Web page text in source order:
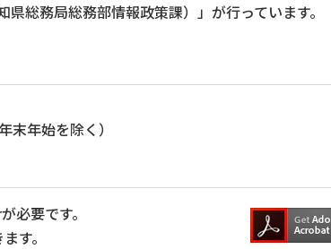
総務局総務部情報政策課）」が行っています。
年始を除く）
必要です。
す。